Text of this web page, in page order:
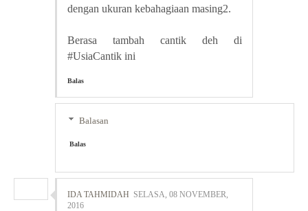
dengan ukuran kebahagiaan masing2.
Berasa tambah cantik deh di
#UsiaCantik ini
Balas
Balasan
Balas
IDA TAHMIDAH SELASA, 08 NOVEMBER,
2016